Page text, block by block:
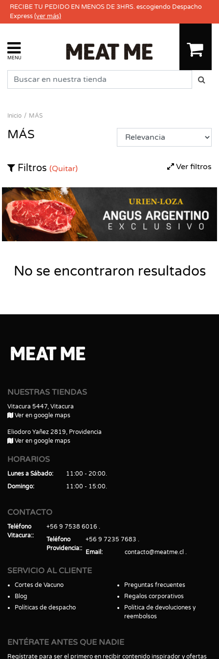
RECIBE TU PEDIDO EN MENOS DE 3HRS. escogiendo Despacho
Express(ver más)
MENU
Inicio MÁS
MÁS
Ver filtros
Filtros (Quitar)
No se encontraron resultados
NUESTRAS TIENDAS
Vitacura 5447, Vitacura
Ver en google maps
Eliodoro Yañez 2819, Providencia
Ver en google maps
HORARIOS
Lunes a Sábado
11:00 - 20:00
Domingo
11:00 - 15:00
CONTACTO
Teléfono
Vitacura:
+56 9 7538 6016
Teléfono
Providencia:
+56 9 7235 7683
Email
contacto@meatme.cl
SERVICIO AL CLIENTE
Cortes de Vacuno
Blog
Políticas de despacho
Preguntas frecuentes
Regalos corporativos
Política de devoluciones y
reembolsos
ENTÉRATE ANTES QUE NADIE
Regístrate para ser el primero en recibir contenido inspirador y ofertas